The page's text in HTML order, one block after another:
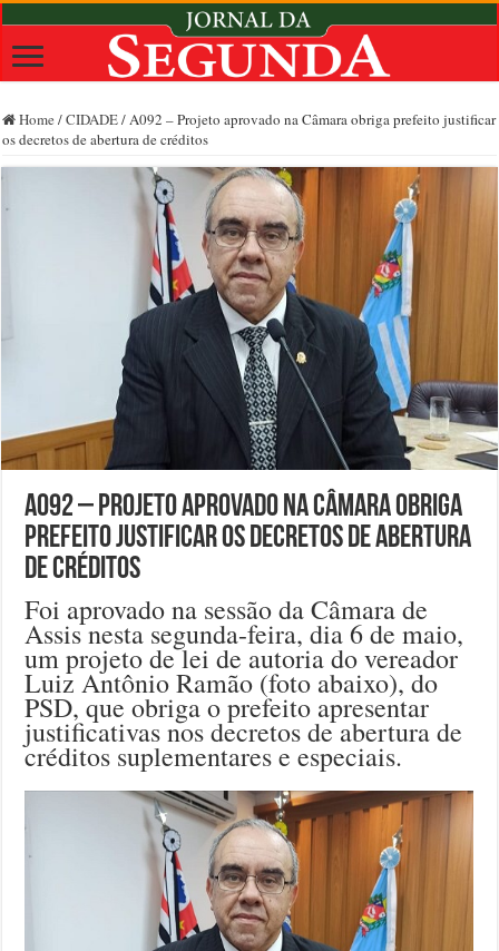
Home /CIDADE/A092 – Projeto aprovado na Câmara obriga prefeito justificar
os decretos de abertura de créditos
A092 – Projeto aprovado na Câmara obriga
prefeito justificar os decretos de abertura
de créditos
Foi aprovado na sessão da Câmara de
Assis nesta segunda-feira, dia 6 de maio,
um projeto de lei de autoria do vereador
Luiz Antônio Ramão (foto abaixo), do
PSD, que obriga o prefeito apresentar
justificativas nos decretos de abertura de
créditos suplementares e especiais.